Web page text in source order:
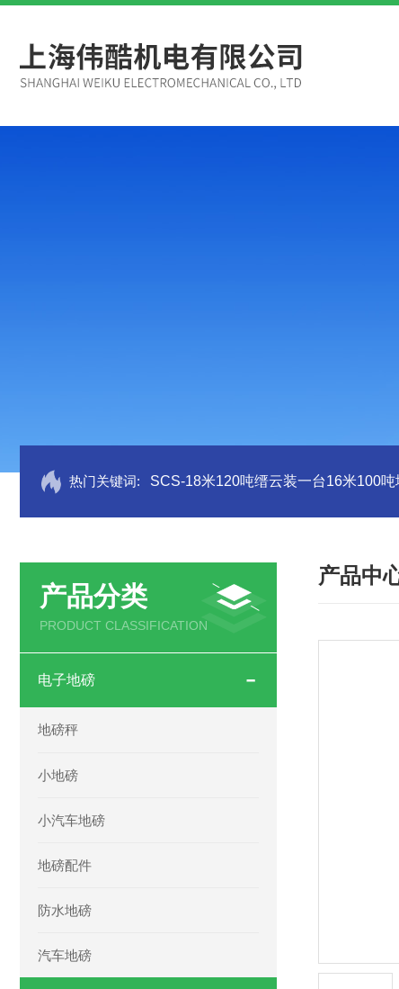
热门关键词: SCS-18米120吨缙云装一台16米100吨
产品分类
PRODUCT CLASSIFICATION
电子地磅
地磅秤
小地磅
小汽车地磅
地磅配件
防水地磅
汽车地磅
产品中